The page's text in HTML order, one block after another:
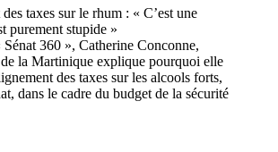
360 », Catherine Conconne,
la Martinique explique pourquoi elle
des taxes sur les alcools forts,
dans le cadre du budget de la sécurité